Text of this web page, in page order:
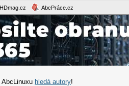
HDmag.cz AbcPráce.cz
AbcLinuxu hledá autory!